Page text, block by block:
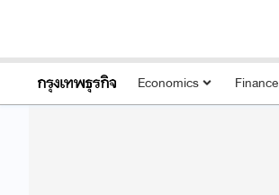
Economics Finance